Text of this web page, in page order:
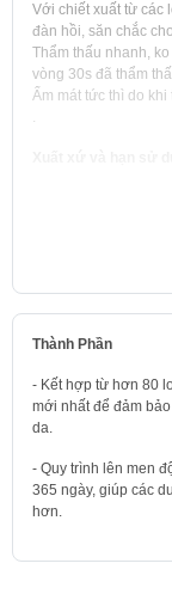
Với chiết xuất từ các
đàn hồi, săn chắc
Thẩm thấu nhanh,
vòng 30s đã thẩm
Ẩm mát tức thì do
.
Xuất xứ và nơi sản
Hạn sử dụng: 3
và thoa đều lên mặt
Phù hợp cho các
Thành Phần
- Kết hợp từ hơn 80
mới nhất để đảm
da.
- Quy trình lên men
365 ngày, giúp các
hơn.